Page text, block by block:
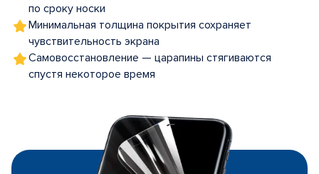
по сроку носки
Минимальная толщина покрытия сохраняет
чувствительность экрана
Самовосстановление — царапины стягиваются
спустя некоторое время